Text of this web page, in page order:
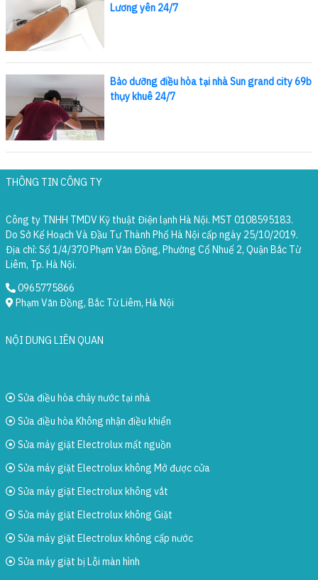
Lương yên 24/7
Bảo dưỡng điều hòa tại nhà Sun grand city 69b
thụy khuê 24/7
THÔNG TIN CÔNG TY
Công ty TNHH TMDV Kỹ thuật Điện lạnh Hà Nội. MST 0108595183.
Do Sở Kế Hoạch Và Đầu Tư Thành Phố Hà Nội cấp ngày 25/10/2019.
Địa chỉ: Số 1/4/370 Phạm Văn Đồng, Phường Cổ Nhuế 2, Quận Bắc Từ
Liêm, Tp. Hà Nội.
0965775866
Phạm Văn Đồng, Bắc Từ Liêm, Hà Nội
NỘI DUNG LIÊN QUAN
Sửa điều hòa chảy nước tại nhà
Sửa điều hòa Không nhận điều khiển
Sửa máy giặt Electrolux mất nguồn
Sửa máy giặt Electrolux không Mở được cửa
Sửa máy giặt Electrolux không vắt
Sửa máy giặt Electrolux không Giặt
Sửa máy giặt Electrolux không cấp nước
Sửa máy giặt bị Lỗi màn hình